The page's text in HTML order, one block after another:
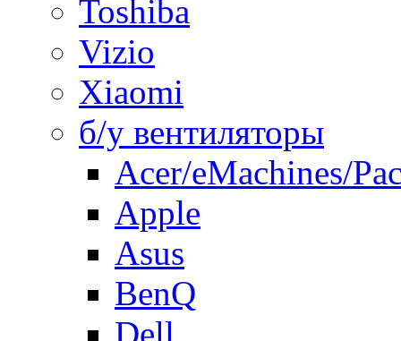
Toshiba
Vizio
Xiaomi
б/у вентиляторы
Acer/eMachines/
Apple
Asus
BenQ
Dell